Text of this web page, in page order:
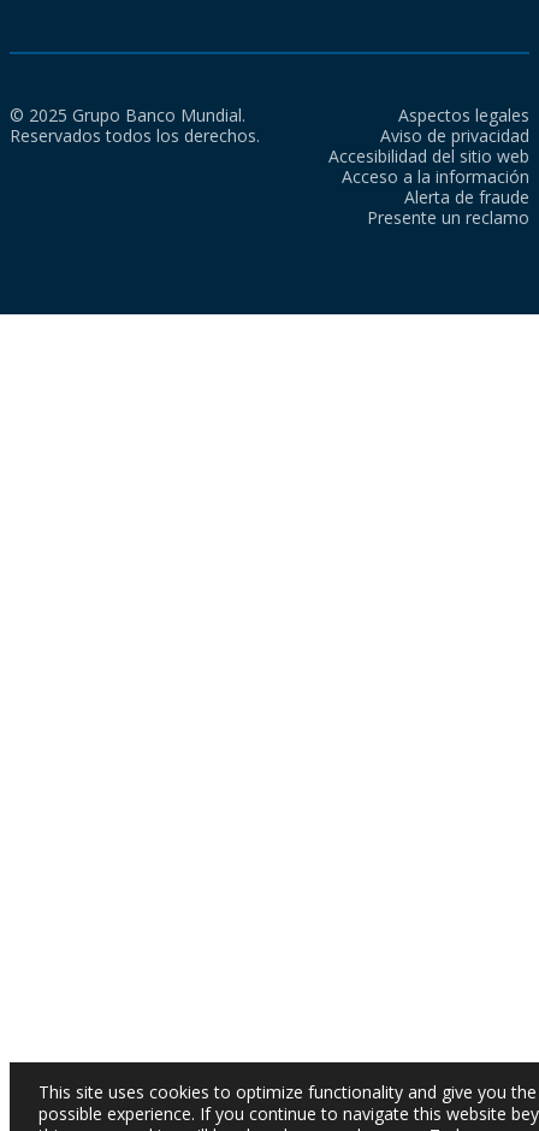
© 2025 Grupo Banco Mundial.
Reservados todos los derechos.
Aspectos legales
Aviso de privacidad
Accesibilidad del sitio web
Acceso a la información
Alerta de fraude
Presente un reclamo
This site uses cookies to optimize functionality and give you
possible experience. If you continue to navigate this website